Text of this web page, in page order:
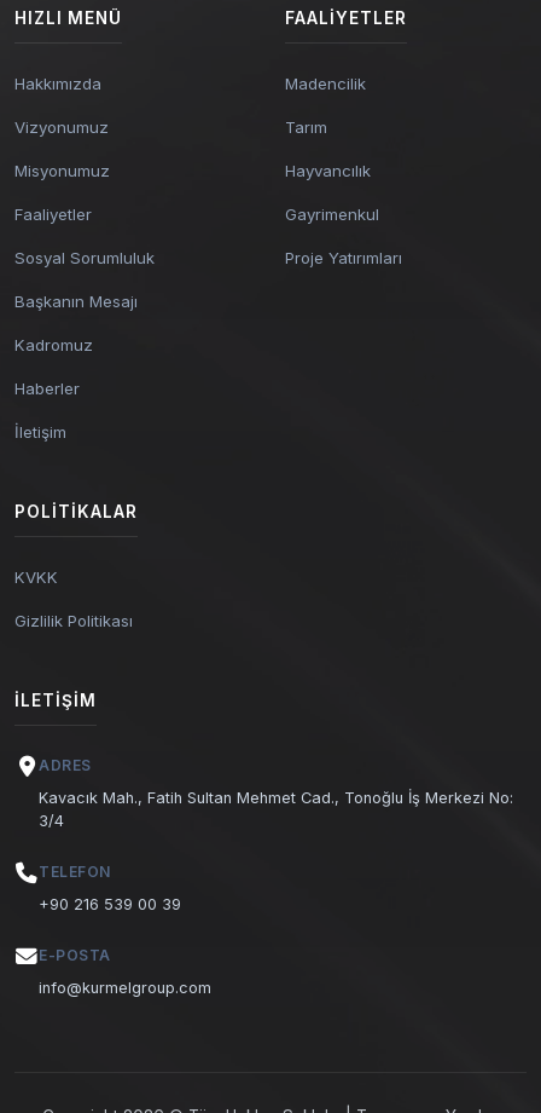
HIZLI MENÜ
Hakkımızda
Vizyonumuz
Misyonumuz
Faaliyetler
Sosyal Sorumluluk
Başkanın Mesajı
Kadromuz
Haberler
İletişim
FAALIYETLER
Madencilik
Tarım
Hayvancılık
Gayrimenkul
Proje Yatırımları
POLITIKALAR
KVKK
Gizlilik Politikası
İLETIŞIM
ADRES
Kavacık Mah., Fatih Sultan Mehmet Cad., Tonoğlu İş Merkezi No:
3/4
TELEFON
+90 216 539 00 39
E-POSTA
info@kurmelgroup.com